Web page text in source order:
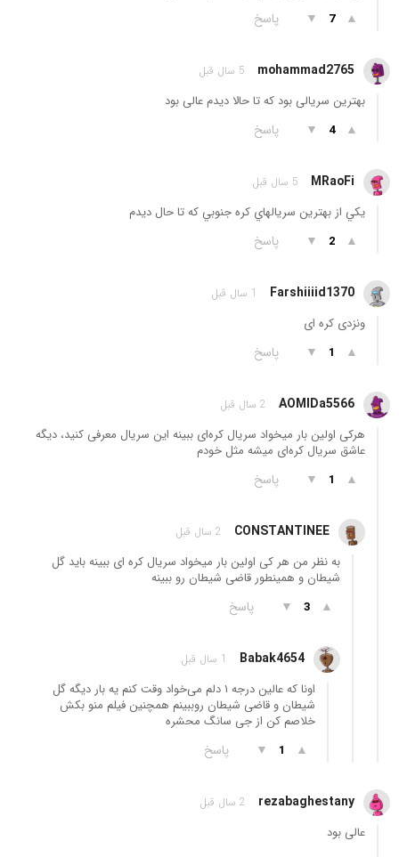
▲
7
▼ پاسخ
mohammad2765 5 سال قبل
بهترین سریالی بود که تا حالا دیدم عالی بود
▲
4
▼ پاسخ
MRaoFi 5 سال قبل
يكي از بهترين سريالهاي كره جنوبي كه تا حال ديدم
▲
2
▼ پاسخ
Farshiiiid1370 1 سال قبل
ونزدی کره ای
▲
1
▼ پاسخ
AOMIDa5566 2 سال قبل
هرکی اولین بار میخواد سریال کره‌ای ببینه این سریال معرفی کنید، دیگه
عاشق سریال کره‌ای میشه مثل خودم
▲
1
▼ پاسخ
CONSTANTINEE 2 سال قبل
به نظر من هر کی اولین بار میخواد سریال کره ای ببینه باید گل
شیطان و همینطور قاضی شیطان رو ببینه
▲
3
▼ پاسخ
Babak4654 1 سال قبل
اونا که عالین درجه ۱ دلم می‌خواد وقت کنم یه بار دیگه گل
شیطان و قاضی شیطان رو‌ببینم همچنین فیلم منو بکش
خلاصم کن از جی سانگ محشره
▲
1
▼ پاسخ
rezabaghestany 2 سال قبل
عالی بود